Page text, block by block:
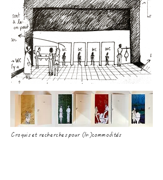
Croquis et recherches pour (In)commodités